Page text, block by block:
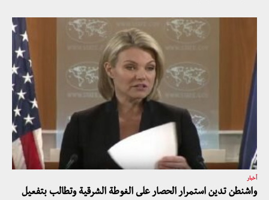
أخبار
واشنطن تدين استمرار الحصار على الغوطة الشرقية وتطالب بتفعيل